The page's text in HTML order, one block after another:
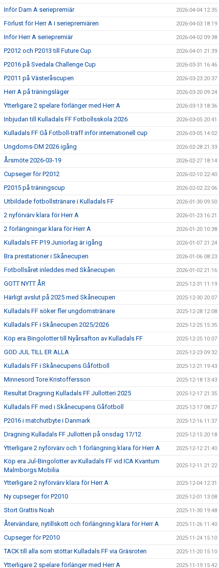
Inför Dam A seriepremiär 2026-04-04 12:35
Förlust för Herr A i seriepremiären 2026-04-03 18:19
Inför Herr A seriepremiär 2026-04-02 09:38
P2012 och P2013 till Future Cup 2026-04-01 21:39
P2016 på Svedala Challenge Cup 2026-03-31 16:46
P2011 på Västeråscupen 2026-03-23 20:37
Herr A på träningsläger 2026-03-20 09:24
Ytterligare 2 spelare förlänger med Herr A 2026-03-13 18:36
Inbjudan till Kulladals FF Fotbollsskola 2026 2026-03-05 20:41
Kulladals FF Gå Fotboll-träff inför internationell cup 2026-03-05 14:02
Ungdoms-DM 2026 igång 2026-02-28 21:33
Årsmöte 2026-03-19 2026-02-27 18:14
Cupseger för P2012 2026-02-10 22:40
P2015 på träningscup 2026-02-02 22:06
Utbildade fotbollstränare i Kulladals FF 2026-01-30 09:50
2 nyförvärv klara för Herr A 2026-01-23 16:21
2 förlängningar klara för Herr A 2026-01-20 10:38
Kulladals FF P19 Juniorlag är igång 2026-01-07 21:24
Bra prestationer i Skånecupen 2026-01-06 08:23
Fotbollsåret inleddes med Skånecupen 2026-01-02 21:16
GOTT NYTT ÅR 2025-12-31 11:19
Härligt avslut på 2025 med Skånecupen 2025-12-30 20:07
Kulladals FF söker fler ungdomstränare 2025-12-28 12:08
Kulladals FF i Skånecupen 2025/2026 2025-12-25 15:35
Köp era Bingolotter till Nyårsafton av Kulladals FF 2025-12-25 10:07
GOD JUL TILL ER ALLA 2025-12-23 09:32
Kulladals FF i Skånecupens Gåfotboll 2025-12-21 19:43
Minnesord Tore Kristoffersson 2025-12-18 13:43
Resultat Dragning Kulladals FF Jullotteri 2025 2025-12-17 21:35
Kulladals FF med i Skånecupens Gåfotboll 2025-12-17 08:27
P2016 i matchutbyte i Danmark 2025-12-16 11:37
Dragning Kulladals FF Jullotteri på onsdag 17/12 2025-12-15 20:18
Ytterligare 2 nyförvärv och 1 förlängning klara för Herr A 2025-12-12 21:40
Köp era Jul-Bingolotter av Kulladals FF vid ICA Kvantum
Malmborgs Mobilia
2025-12-11 21:22
Ytterligare 2 nyförvärv klara för Herr A 2025-12-04 12:31
Ny cupseger för P2010 2025-12-01 13:08
Stort Grattis Noah 2025-11-30 19:48
Återvändare, nytillskott och förlängning klara för Herr A 2025-11-26 11:40
Cupseger för P2010 2025-11-24 15:10
TACK till alla som stöttar Kulladals FF via Gräsroten 2025-11-20 15:10
Ytterligare 2 spelare förlänger med Herr A 2025-11-19 15:42